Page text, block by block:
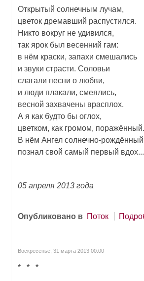
Открытый солнечным лучам,
цветок дремавший распустился.
Никто вокруг не удивился,
так ярок был весенний гам:
в нём краски, запахи смешались
и звуки страсти. Соловьи
слагали песни о любви,
и люди плакали, смеялись,
весной захвачены врасплох.
А я как будто бы оглох,
цветком, как громом, поражённый.
В нём Ангел солнечно-рождённый
познал свой самый первый вдох...
05 апреля 2013 года
Опубликовано в Поток
Воскресенье, 31 марта 2013 00:00
* * *